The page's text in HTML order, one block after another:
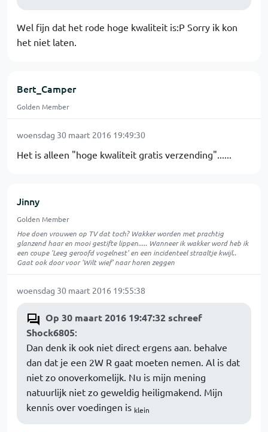
Wel fijn dat het rode hoge kwaliteit is:P Sorry ik kon
het niet laten.
Bert_Camper
Golden Member
woensdag 30 maart 2016 19:49:30
Het is alleen "hoge kwaliteit gratis verzending"......
Jinny
Golden Member
Hoe doen vrouwen op TV dat toch? Wakker worden met prachtig
glanzend haar en mooi gestifte lippen..... Wanneer ik wakker word heb ik
een coupe 'Leeg geroofd vogelnest' en een incidenteel straaltje kwijl..
Gaat ook door voor 'Wilt wief' naar horen zeggen
woensdag 30 maart 2016 19:55:38
Op 30 maart 2016 19:47:32 schreef
Shock6805:
Dan denk ik ook niet direct ergens aan. behalve
dan dat je een 2W R gaat moeten nemen. Al is dat
niet zo onoverkomelijk. Nu is mijn mening
natuurlijk niet zo geweldig heiligmakend. Mijn
kennis over voedingen is klein